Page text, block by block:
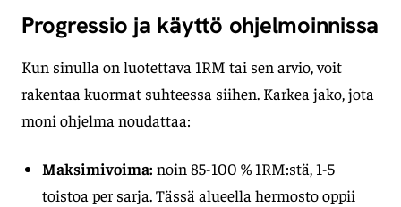
Progressio ja käyttö ohjelmoinnissa
Kun sinulla on luotettava 1RM tai sen arvio, voit
rakentaa kuormat suhteessa siihen. Karkea jako, jota
moni ohjelma noudattaa:
Maksimivoima: noin 85-100 % 1RM:stä, 1-5
toistoa per sarja. Tässä alueella hermosto oppii